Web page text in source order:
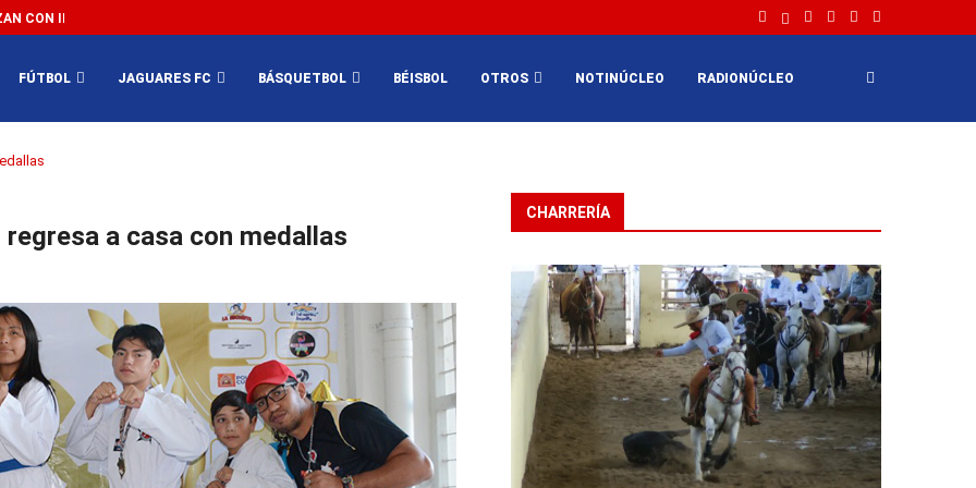
CON IMPEDIR EL MÉXICO VS SUDÁFRICA...
FÚTBOL JAGUARES FC BÁSQUETBOL BÉISBOL OTROS NOTINÚCLEO RADIONÚCLEO
regresa a casa con medallas
CHARRERÍA